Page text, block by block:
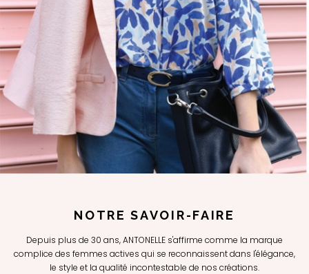
NOTRE SAVOIR-FAIRE
Depuis plus de 30 ans, ANTONELLE s'affirme comme la marque
complice des femmes actives qui se reconnaissent dans l'élégance,
le style et la qualité incontestable de nos créations.